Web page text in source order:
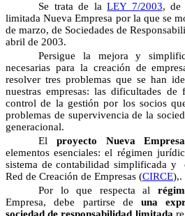
Se trata de laLEY 7/2003, de
limitada Nueva Empresa por la que se
de marzo, de Sociedades de
abril de 2003.
Persigue la mejora y
necesarias para la creación de
resolver tres problemas que se han
nuestras empresas: las dificultades
control de la gestión por los socios
problemas de supervivencia de la
generacional.
El proyecto Nueva Empresa
elementos esenciales: el régimen
sistema de contabilidad simplificada
Red de Creación de Empresas (CIRCE),.
Por lo que respecta al
Empresa, debe partirse de una